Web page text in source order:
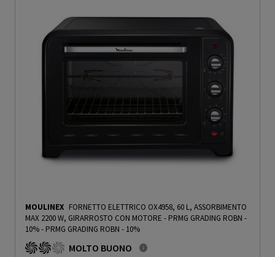
MOULINEX FORNETTO ELETTRICO OX4958, 60 L, ASSORBIMENTO
MAX 2200 W, GIRARROSTO CON MOTORE - PRMG GRADING ROBN -
10%- PRMG GRADING ROBN - 10%
MOLTO BUONO